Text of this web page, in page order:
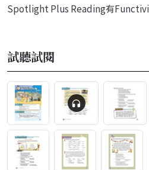
Spotlight Plus Reading有
試聽試閱